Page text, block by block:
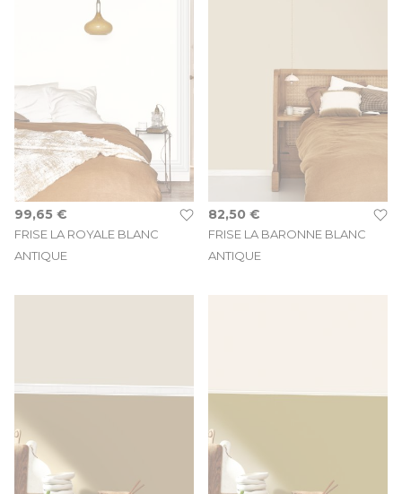
FRISE LA ROYALE BLANC
ANTIQUE
99,65 €
FRISE LA BARONNE BLANC
ANTIQUE
82,50 €